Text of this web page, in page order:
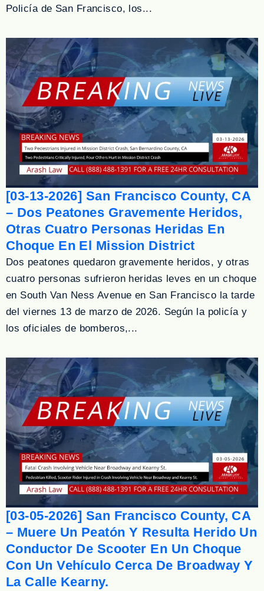
Policía de San Francisco, los...
[03-13-2026] San Francisco County, CA
– Dos Peatones Gravemente Heridos,
Otras Cuatro Personas Heridas En
Choque En El Mission District
Dos peatones quedaron gravemente heridos, y otras
cuatro personas sufrieron heridas leves en un choque
en South Van Ness Avenue en San Francisco la tarde
del viernes 13 de marzo de 2026. Según la policía y
los oficiales de bomberos,...
[03-05-2026] San Francisco County, CA
– Muere Un Peatón Y Resulta Herido Un
Conductor De Scooter En Un Choque
Con Un Vehículo Cerca De Broadway Y
La Calle Kearny.